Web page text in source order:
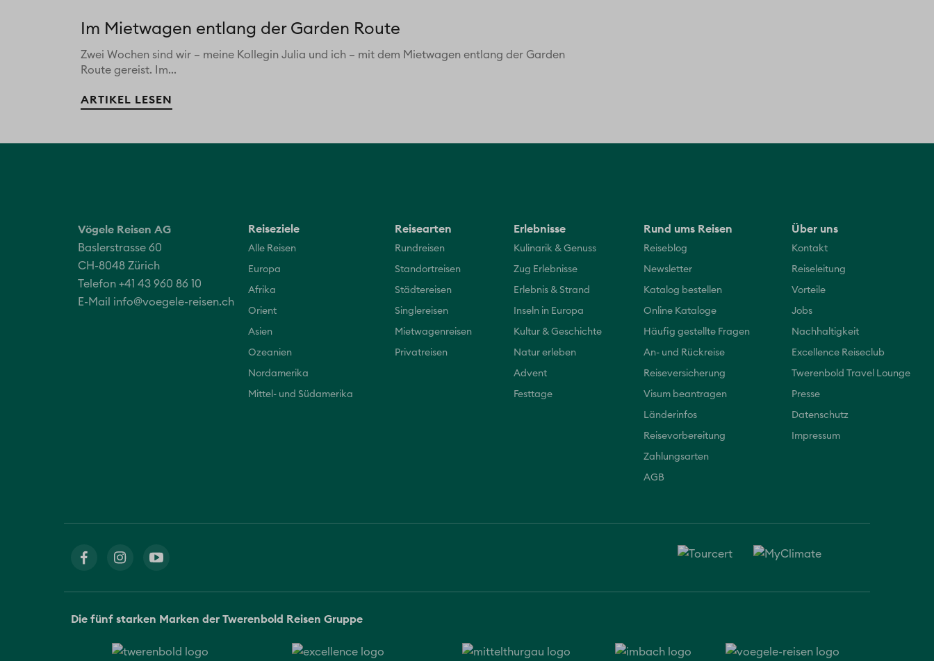
Im Mietwagen entlang der Garden Route
Zwei Wochen sind wir – meine Kollegin Julia und ich – mit dem Mietwagen entlang der Garden
Route gereist. Im...
ARTIKEL LESEN
Vögele Reisen AG
Baslerstrasse 60
CH-8048 Zürich
Telefon +41 43 960 86 10
E-Mail info@voegele-reisen.ch
Reiseziele
Alle Reisen
Europa
Afrika
Orient
Asien
Ozeanien
Nordamerika
Mittel- und Südamerika
Reisearten
Rundreisen
Standortreisen
Städtereisen
Singlereisen
Mietwagenreisen
Privatreisen
Erlebnisse
Kulinarik & Genuss
Zug Erlebnisse
Erlebnis & Strand
Inseln in Europa
Kultur & Geschichte
Natur erleben
Advent
Festtage
Rund ums Reisen
Reiseblog
Newsletter
Katalog bestellen
Online Kataloge
Häufig gestellte Fragen
An- und Rückreise
Reiseversicherung
Visum beantragen
Länderinfos
Reisevorbereitung
Zahlungsarten
AGB
Über uns
Kontakt
Reiseleitung
Vorteile
Jobs
Nachhaltigkeit
Excellence Reiseclub
Twerenbold Travel Lounge
Presse
Datenschutz
Impressum
Die fünf starken Marken der Twerenbold Reisen Gruppe